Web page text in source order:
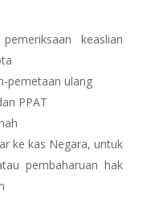
keaslian
pemetaan ulang
PPAT
ke kas Negara, untuk
pembaharuan hak